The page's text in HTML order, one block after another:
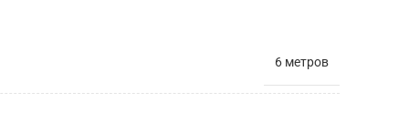
6 метров